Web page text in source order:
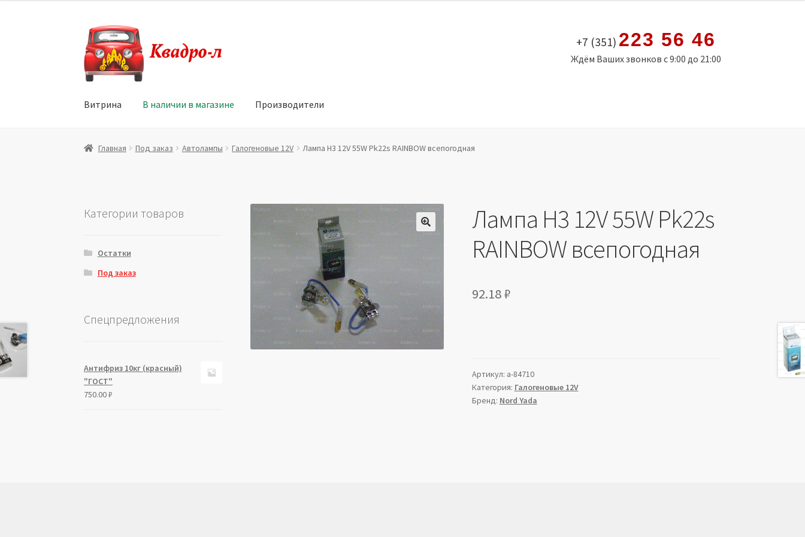
Перейти
к
навигации
Перейти
к
содержимому
+7 (351) 223 56 46
Ждём Ваших звонков с 9:00 до 21:00
Витрина В наличии в магазине Производители
Главная Витрина Мой аккаунт Политика в отношении обработки персональных данных
Главная Под заказ Автолампы Галогеновые 12V Лампа H3 12V 55W Pk22s RAINBOW всепогодная
Лампа H3 12V 55W Pk22s
RAINBOW всепогодная
92.18₽
Артикул: a-84710
Категория: Галогеновые 12V
Бренд: Nord Yada
Категории товаров
Остатки
Под заказ
Спецпредложения
Антифриз 10кг (красный)
"ГОСТ"
750.00₽